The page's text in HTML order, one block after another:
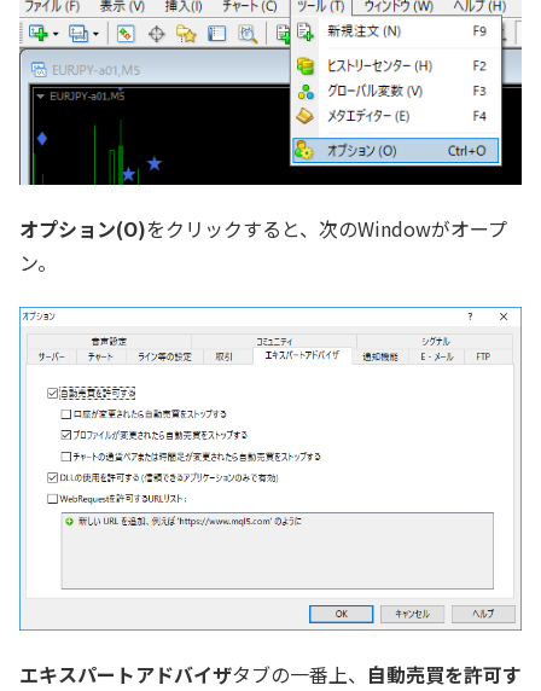
オプション(O)をクリックすると、次のWindowがオープ
ン。
エキスパートアドバイザタブの一番上、 自動売買を許可す